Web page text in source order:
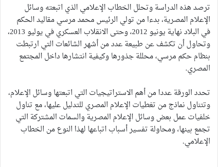
ترصد هذه الدراسة وتحلل الخطاب الإعلامي الذي اتبعته وسائل
الإعلام المصرية، بدءا من تولي الرئيس محمد مرسي مقاليد الحكم
في البلاد نهاية يونيو 2012، وحتى الانقلاب العسكري في يوليو 2013،
وتحاول أن تكشف عن طبيعة عدد من أشهر الشائعات التي ارتبطت
بنظام حكم مرسي، محللة جذورها وكيفية انتشارها داخل المجتمع
المصري.
تحدد الورقة عددا من أهم الاستراتيجيات التي اتبعتها وسائل الإعلام،
وتتناول نماذج من تغطيات الإعلام المصري للتدليل عليها، مع تناول
خلفيات عمل بعض وسائل الإعلام المصرية والسمات المشتركة التي
تجمع بينها، ومحاولة تفسير أسباب اتباعها لهذا النوع من الخطاب
الإعلامي.